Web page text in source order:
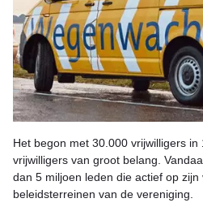
Het begon met 30.000 vrijwilligers in
vrijwilligers van groot belang.
dan 5 miljoen leden die actief op zijn
beleidsterreinen van de vereniging.